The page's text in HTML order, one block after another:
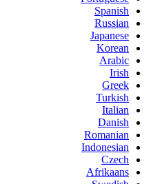
Spanish
Russian
Japanese
Korean
Arabic
Irish
Greek
Turkish
Italian
Danish
Romanian
Indonesian
Czech
Afrikaans